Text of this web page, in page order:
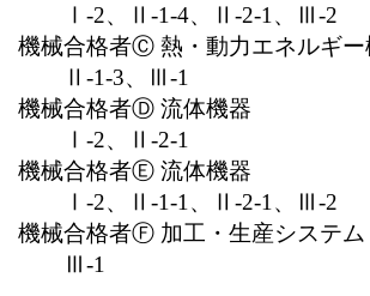
Ⅰ-2、Ⅱ-1-4、Ⅱ-2-1、Ⅲ-2
機械合格者Ⓒ 熱・動力エネルギー
Ⅱ-1-3、Ⅲ-1
機械合格者Ⓓ 流体機器
Ⅰ-2、Ⅱ-2-1
機械合格者Ⓔ 流体機器
Ⅰ-2、Ⅱ-1-1、Ⅱ-2-1、Ⅲ-2
機械合格者Ⓕ 加工・生産システム
Ⅲ-1